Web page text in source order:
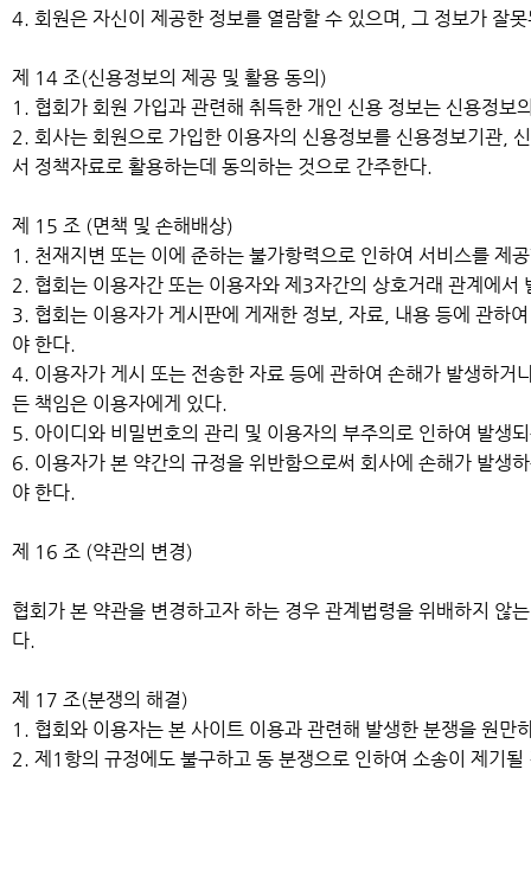
4. 회원은 자신이 제공한 정보를 열람할 수 있으며, 그 정보가 잘
제 14 조(신용정보의 제공 및 활용 동의)
1. 협회가 회원 가입과 관련해 취득한 개인 신용 정보는 신용정
2. 회사는 회원으로 가입한 이용자의 신용정보를 신용정보기관,
서 정책자료로 활용하는데 동의하는 것으로 간주한다.
제 15 조 (면책 및 손해배상)
1. 천재지변 또는 이에 준하는 불가항력으로 인하여 서비스를 제
2. 협회는 이용자간 또는 이용자와 제3자간의 상호거래 관계에
3. 협회는 이용자가 게시판에 게재한 정보, 자료, 내용 등에 관하
야 한다.
4. 이용자가 게시 또는 전송한 자료 등에 관하여 손해가 발생하
든 책임은 이용자에게 있다.
5. 아이디와 비밀번호의 관리 및 이용자의 부주의로 인하여 발생
6. 이용자가 본 약간의 규정을 위반함으로써 회사에 손해가 발생
야 한다.
제 16 조 (약관의 변경)
협회가 본 약관을 변경하고자 하는 경우 관계법령을 위배하지 않
다.
제 17 조(분쟁의 해결)
1. 협회와 이용자는 본 사이트 이용과 관련해 발생한 분쟁을 원만
2. 제1항의 규정에도 불구하고 동 분쟁으로 인하여 소송이 제기